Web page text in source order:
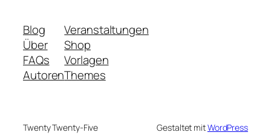
Blog
Über
FAQs
Autoren
Veranstaltungen
Shop
Vorlagen
Themes
Twenty Twenty-Five Gestaltet mitWordPress